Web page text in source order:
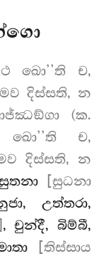
ඛො’’ති ච,
දිස්සති, න
(ක.
ඛො’’ති ච,
දිස්සති, න
[සුධනා
උත්තරා,
, චුන්දී, බිම්බී,
[තිස්සාය